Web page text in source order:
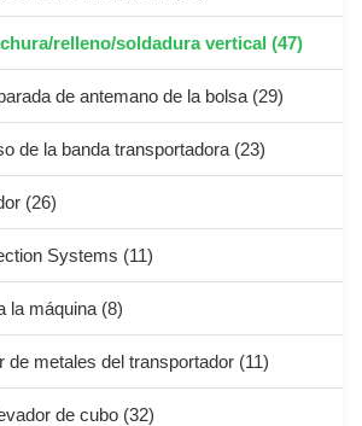
relleno/soldadura vertical (47)
de antemano de la bolsa (29)
de la banda transportadora (23)
(26)
Systems (11)
la máquina (8)
de metales del transportador (11)
de cubo (32)